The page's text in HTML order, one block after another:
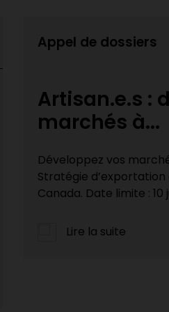
Appel de dossiers
Appel à
patrimoine
La Ville de Montréal
Patrimoine 2026 avec
du Québec. Artisan·es
Lire la suite